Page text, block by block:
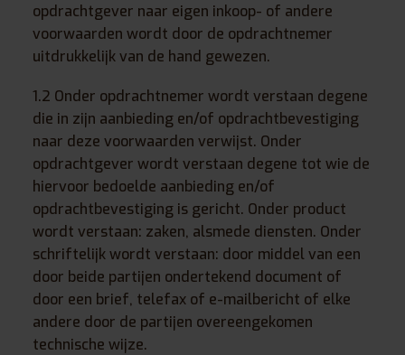
opdrachtgever naar eigen inkoop- of andere
voorwaarden wordt door de opdrachtnemer
uitdrukkelijk van de hand gewezen.
1.2 Onder opdrachtnemer wordt verstaan degene
die in zijn aanbieding en/of opdrachtbevestiging
naar deze voorwaarden verwijst. Onder
opdrachtgever wordt verstaan degene tot wie de
hiervoor bedoelde aanbieding en/of
opdrachtbevestiging is gericht. Onder product
wordt verstaan: zaken, alsmede diensten. Onder
schriftelijk wordt verstaan: door middel van een
door beide partijen ondertekend document of
door een brief, telefax of e-mailbericht of elke
andere door de partijen overeengekomen
technische wijze.